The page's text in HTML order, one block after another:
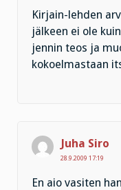
Kirjain-lehden
jälkeen ei ole
jennin teos ja
kokoelmastaan
Juha Siro
28.9.2009 17:19
En aio vasiten